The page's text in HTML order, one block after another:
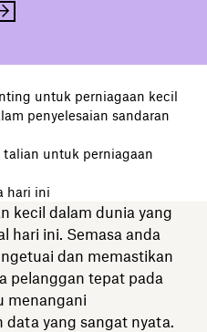
untuk perniagaan kecil
penyelesaian sandaran
talian untuk perniagaan
hari ini
kecil dalam dunia yang
hari ini. Semasa anda
dan memastikan
pelanggan tepat pada
menangani
yang sangat nyata.